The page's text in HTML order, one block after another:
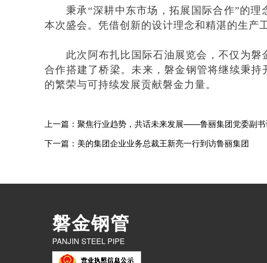
秉承“深耕中东市场，拓展国际合作”的理
本次盛会。 凭借创新的设计理念和精湛的生产
此次阿布扎比国际石油展览会，不仅为磐
合作搭建了桥梁。未来，磐金钢管将继续秉持
的繁荣与可持续发展贡献磐金力量。
上一篇：聚焦行业趋势，共话未来发展——鲁丽集团党委副书
下一篇：美的集团企业业务总裁王新亮一行到访鲁丽集团
磐金钢管
PANJIN STEEL PIPE